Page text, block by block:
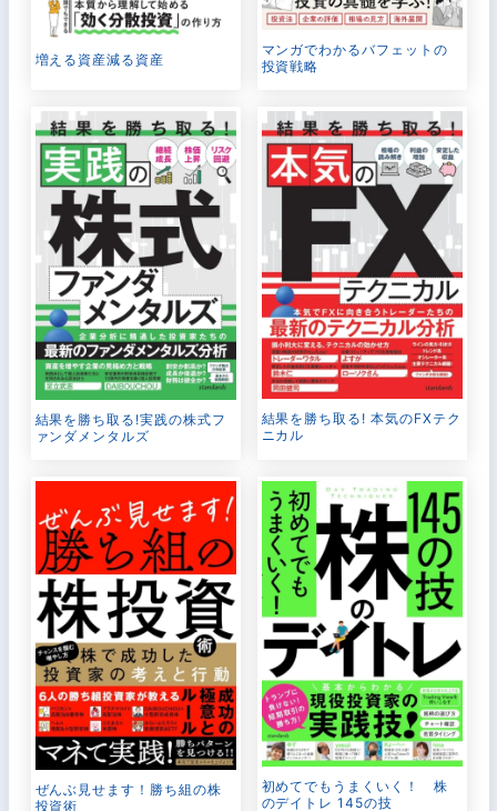
増える資産減る資産
マンガでわかるバフェットの
投資戦略
結果を勝ち取る!実践の株式フ
ァンダメンタルズ
結果を勝ち取る! 本気のFXテク
ニカル
ぜんぶ見せます！勝ち組の株
投資術
初めてでもうまくいく！ 株
のデイトレ 145の技